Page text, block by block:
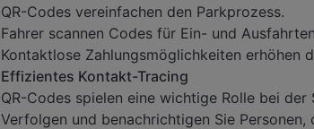
QR-Codes vereinfachen den Parkprozess.
Fahrer scannen Codes für Ein- und
Kontaktlose Zahlungsmöglichkeiten erhöhen
Effizientes Kontakt-Tracing
QR-Codes spielen eine wichtige Rolle bei der
Verfolgen und benachrichtigen Sie